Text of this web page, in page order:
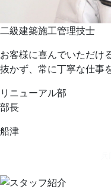
二級建築施工管理技士
お客様に喜んでいただけ
抜かず、常に丁寧な仕事
リニューアル部
部長
船津